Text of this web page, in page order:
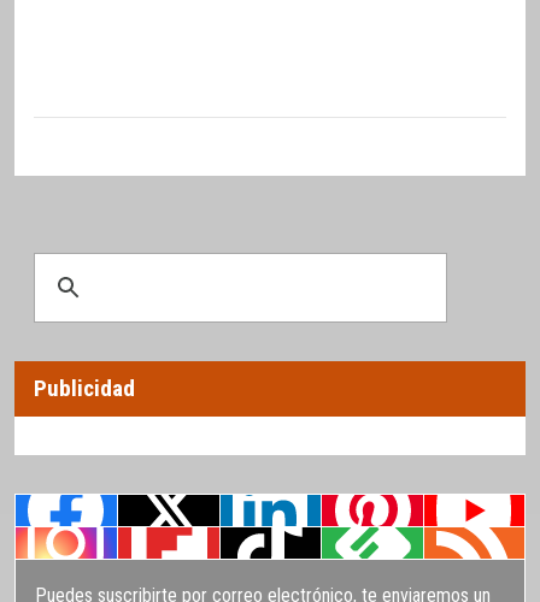
Publicidad
Puedes suscribirte por correo electrónico, te enviaremos un